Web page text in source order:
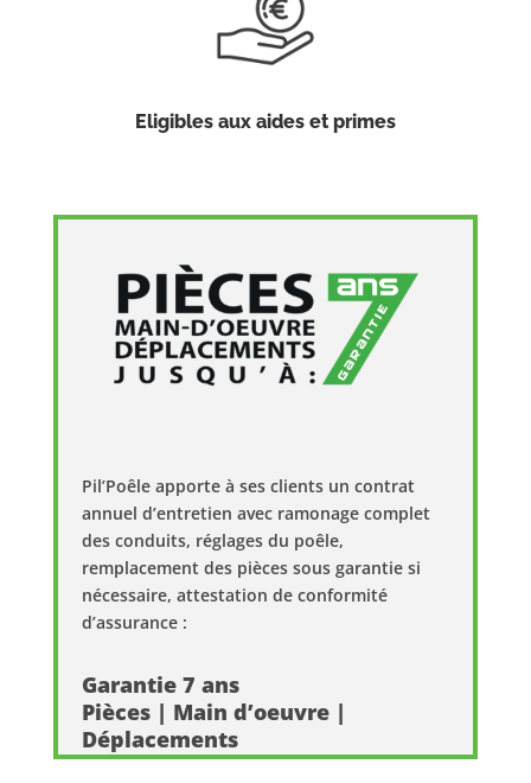
Eligibles aux aides et primes
Pil’Poêle apporte à ses clients un contrat
annuel d’entretien avec ramonage complet
des conduits, réglages du poêle,
remplacement des pièces sous garantie si
nécessaire, attestation de conformité
d’assurance :
Garantie 7 ans
Pièces | Main d’oeuvre |
Déplacements